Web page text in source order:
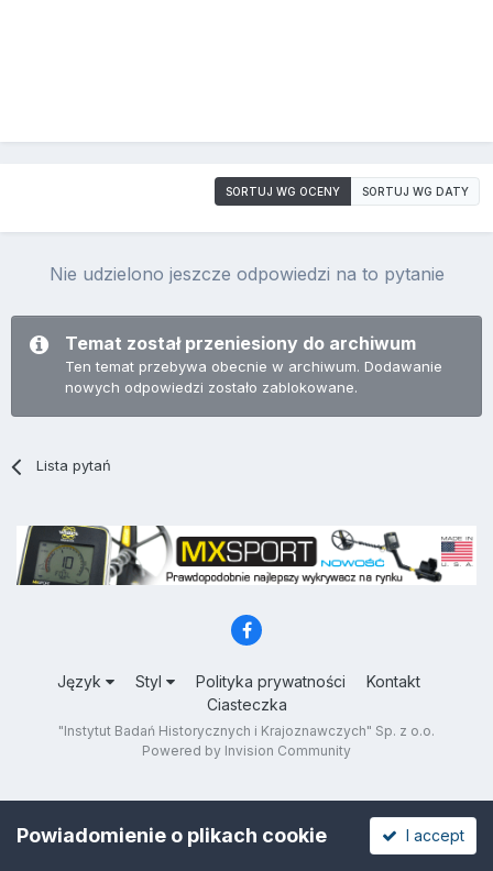
SORTUJ WG OCENY SORTUJ WG DATY
Nie udzielono jeszcze odpowiedzi na to pytanie
Temat został przeniesiony do archiwum
Ten temat przebywa obecnie w archiwum. Dodawanie
nowych odpowiedzi zostało zablokowane.
Lista pytań
Język Styl Polityka prywatności
Kontakt
Ciasteczka
"Instytut Badań Historycznych i Krajoznawczych" Sp. z o.o.
Powered by Invision Community
Powiadomienie o plikach cookie I accept